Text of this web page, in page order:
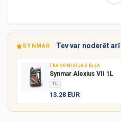
SYNMAR Tev var noderēt arī
TRANSMISIJAS EĻĻA
Synmar Alexius VII 1L
1L
13.28 EUR